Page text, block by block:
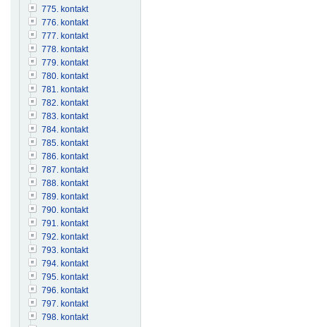
775. kontakt
776. kontakt
777. kontakt
778. kontakt
779. kontakt
780. kontakt
781. kontakt
782. kontakt
783. kontakt
784. kontakt
785. kontakt
786. kontakt
787. kontakt
788. kontakt
789. kontakt
790. kontakt
791. kontakt
792. kontakt
793. kontakt
794. kontakt
795. kontakt
796. kontakt
797. kontakt
798. kontakt